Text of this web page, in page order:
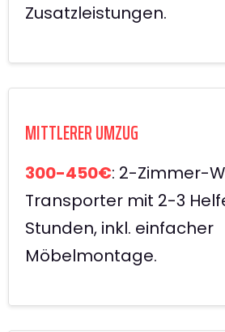
Zusatzleistungen.
MITTLERER UMZUG
300-450€: 2-Zimmer-
Transporter mit 2-3
Stunden, inkl. einfacher
Möbelmontage.